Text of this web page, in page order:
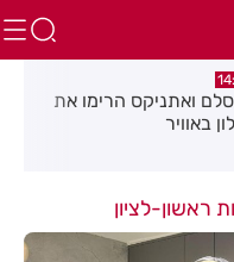
בתאונת אופנוע במרכז
ראשון-לציון